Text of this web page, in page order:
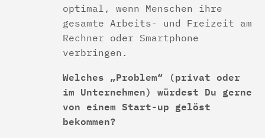
optimal, wenn Menschen ihre
gesamte Arbeits- und Freizeit am
Rechner oder Smartphone
verbringen.
Welches „Problem“ (privat oder
im Unternehmen) würdest Du gerne
von einem Start-up gelöst
bekommen?